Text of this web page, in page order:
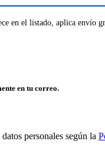
en el listado, aplica envío
en tu correo.
personales según la